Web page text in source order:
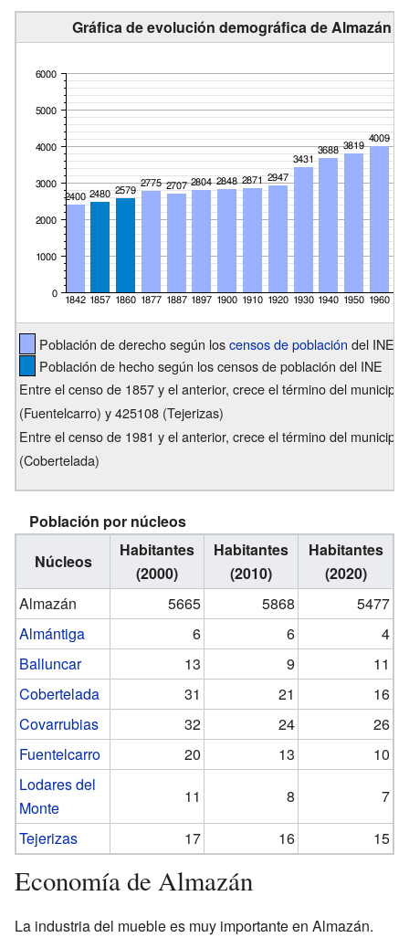
Gráfica de evolución demográfica de Almazán
Población de derecho según loscensos de población del INE
Población de hecho según los censos de población del INE
Entre el censo de 1857 y el anterior, crece el término del
(Fuentelcarro) y 425108 (Tejerizas)
Entre el censo de 1981 y el anterior, crece el término del
(Cobertelada)
Población por núcleos
Núcleos
Habitantes
(2000)
Habitantes
(2010)
Habitantes
(2020)
Almazán
5665 5868
5477
Almántiga
6 6
4
Balluncar
13 9
11
Cobertelada
31 21
16
Covarrubias
32 24
26
Fuentelcarro
20 13
10
Lodares del
Monte
11 8
7
Tejerizas
17 16 15
Economía de Almazán
La industria del mueble es muy importante en Almazán.